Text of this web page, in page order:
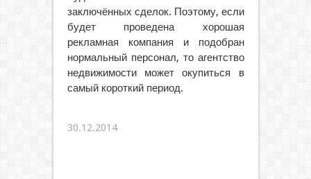
заключённых сделок. Поэтому, если
будет проведена хорошая
рекламная компания и подобран
нормальный персонал, то агентство
недвижимости может окупиться в
самый короткий период.
30.12.2014